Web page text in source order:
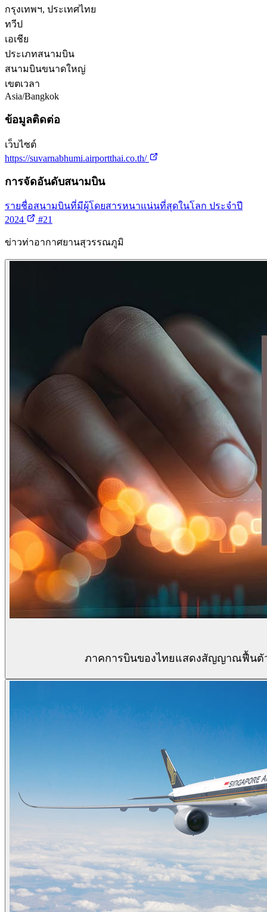
กรุงเทพฯ, ประเทศไทย
ทวีป
เอเชีย
ประเภทสนามบิน
สนามบินขนาดใหญ่
เขตเวลา
Asia/Bangkok
ข้อมูลติดต่อ
เว็บไซต์
https://suvarnabhumi.airportthai.co.th/
การจัดอันดับสนามบิน
รายชื่อสนามบินที่มีผู้โดยสารหนาแน่นที่สุดในโลก ประจำปี
2024
#21
ข่าวท่าอากาศยานสุวรรณภูมิ
ภาคการบินของไทยแสดงสัญญาณฟื้นตัว